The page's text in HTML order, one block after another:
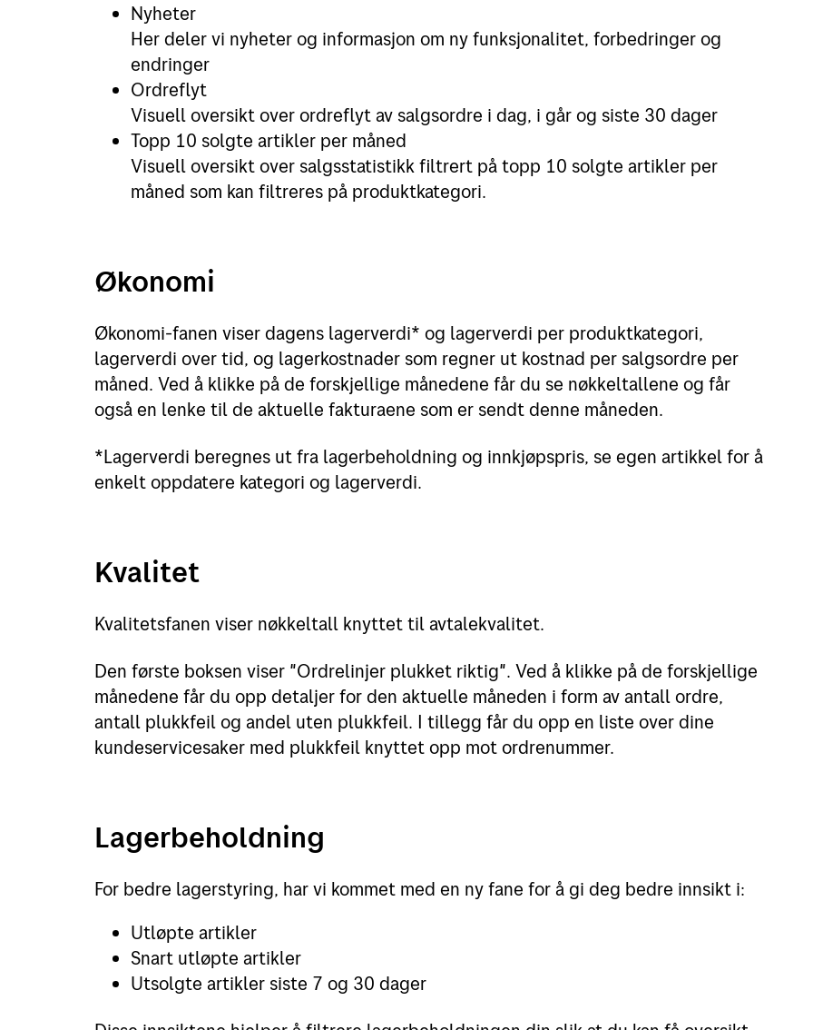
Nyheter
Her deler vi nyheter og informasjon om ny funksjonalitet, forbedringer og
endringer
Ordreflyt
Visuell oversikt over ordreflyt av salgsordre i dag, i går og siste 30 dager
Topp 10 solgte artikler per måned
Visuell oversikt over salgsstatistikk filtrert på topp 10 solgte artikler per
måned som kan filtreres på produktkategori.
Økonomi
Økonomi-fanen viser dagens lagerverdi* og lagerverdi per produktkategori,
lagerverdi over tid, og lagerkostnader som regner ut kostnad per salgsordre per
måned. Ved å klikke på de forskjellige månedene får du se nøkkeltallene og får
også en lenke til de aktuelle fakturaene som er sendt denne måneden.
*Lagerverdi beregnes ut fra lagerbeholdning og innkjøpspris, se egen artikkel for å
enkelt oppdatere kategori og lagerverdi.
Kvalitet
Kvalitetsfanen viser nøkkeltall knyttet til avtalekvalitet.
Den første boksen viser "Ordrelinjer plukket riktig". Ved å klikke på de forskjellige
månedene får du opp detaljer for den aktuelle måneden i form av antall ordre,
antall plukkfeil og andel uten plukkfeil. I tillegg får du opp en liste over dine
kundeservicesaker med plukkfeil knyttet opp mot ordrenummer.
Lagerbeholdning
For bedre lagerstyring, har vi kommet med en ny fane for å gi deg bedre innsikt i:
Utløpte artikler
Snart utløpte artikler
Utsolgte artikler siste 7 og 30 dager